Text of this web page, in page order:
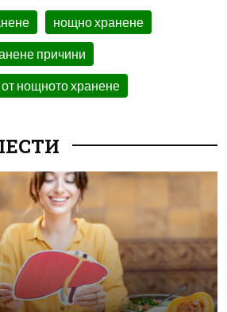
нощно хранене
причини
нощното хранене